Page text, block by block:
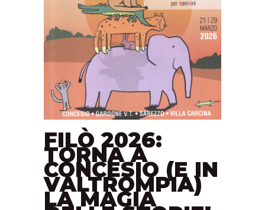
FILÒ 2026:
TORNA A
CONCESIO (E IN
VALTROMPIA)
LA MAGIA